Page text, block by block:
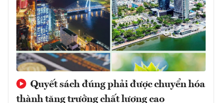
Quyết sách đúng phải được chuyển hóa
thành tăng trưởng chất lượng cao